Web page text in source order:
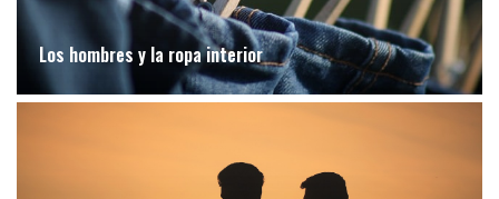
Los hombres y la ropa interior